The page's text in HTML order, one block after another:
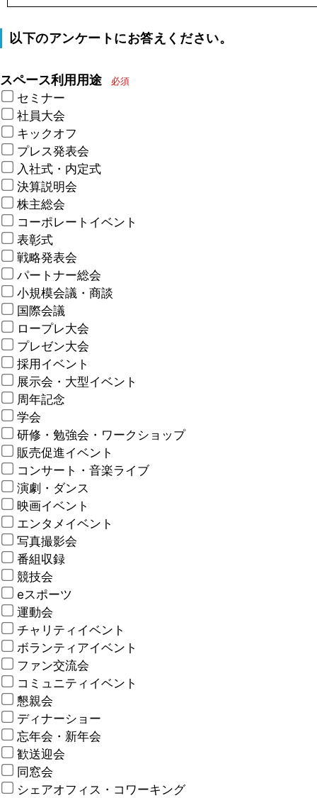
以下のアンケートにお答えください。
スペース利用用途 必須
セミナー
社員大会
キックオフ
プレス発表会
入社式・内定式
決算説明会
株主総会
コーポレートイベント
表彰式
戦略発表会
パートナー総会
小規模会議・商談
国際会議
ロープレ大会
プレゼン大会
採用イベント
展示会・大型イベント
周年記念
学会
研修・勉強会・ワークショップ
販売促進イベント
コンサート・音楽ライブ
演劇・ダンス
映画イベント
エンタメイベント
写真撮影会
番組収録
競技会
eスポーツ
運動会
チャリティイベント
ボランティアイベント
ファン交流会
コミュニティイベント
懇親会
ディナーショー
忘年会・新年会
歓送迎会
同窓会
シェアオフィス・コワーキング